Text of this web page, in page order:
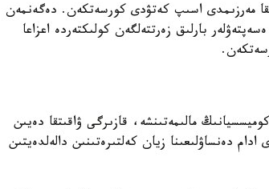
مەرزىمدى اسىپ كەتۋدى كورسەتكەن. دەگەنمەن
بارلىق زەرتتەلگەن كولىكتەردە اعزاعا
مالىمەتىنشە، قازىرگى ۋاقىتقا دەيىن
دەنساۋلىعىنا زيان كەلتىرەتىنىن دالەلدەيتىن